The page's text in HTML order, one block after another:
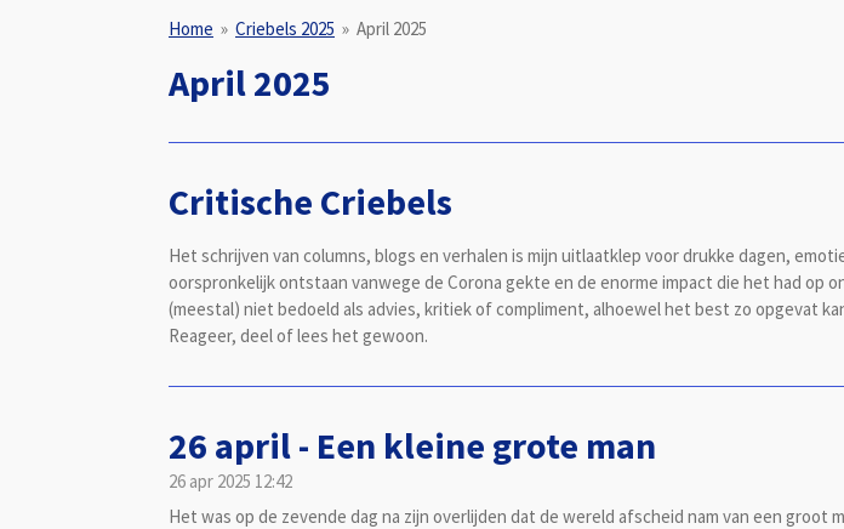
Home » Criebels 2025 » April 2025
April 2025
Critische Criebels
Het schrijven van columns, blogs en verhalen is mijn uitlaatklep voor drukke dagen,
oorspronkelijk ontstaan vanwege de Corona gekte en de enorme impact die het had op
(meestal) niet bedoeld als advies, kritiek of compliment, alhoewel het best zo opgevat
Reageer, deel of lees het gewoon.
26 april - Een kleine grote man
26 apr 2025 12:42
Het was op de zevende dag na zijn overlijden dat de wereld afscheid nam van een groot